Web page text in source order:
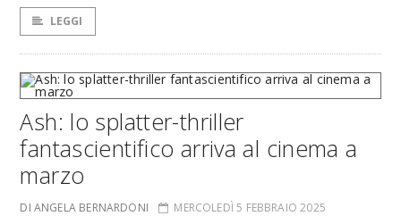
LEGGI
Ash: lo splatter-thriller
fantascientifico arriva al cinema a
marzo
DI ANGELA BERNARDONI MERCOLEDÌ 5 FEBBRAIO 2025